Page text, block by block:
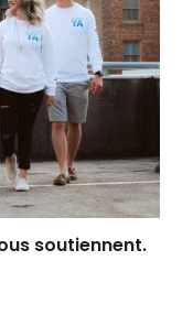
soutiennent.